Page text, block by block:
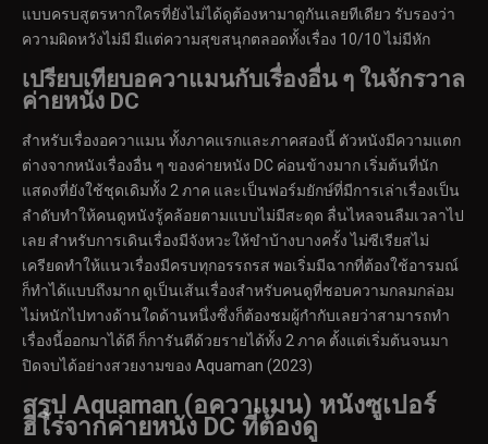
แบบครบสูตรหากใครที่ยังไม่ได้ดูต้องหามาดูกันเลยทีเดียว รับรองว่า
ความผิดหวังไม่มี มีแต่ความสุขสนุกตลอดทั้งเรื่อง 10/10 ไม่มีหัก
เปรียบเทียบอควาแมนกับเรื่องอื่น ๆ ในจักรวาล
ค่ายหนัง DC
สำหรับเรื่องอควาแมน ทั้งภาคแรกและภาคสองนี้ ตัวหนังมีความแตก
ต่างจากหนังเรื่องอื่น ๆ ของค่ายหนัง DC ค่อนข้างมาก เริ่มต้นที่นัก
แสดงที่ยังใช้ชุดเดิมทั้ง 2 ภาค และเป็นฟอร์มยักษ์ที่มีการเล่าเรื่องเป็น
ลำดับทำให้คนดูหนังรู้คล้อยตามแบบไม่มีสะดุด ลื่นไหลจนลืมเวลาไป
เลย สำหรับการเดินเรื่องมีจังหวะให้ขำบ้างบางครั้ง ไม่ซีเรียสไม่
เครียดทำให้แนวเรื่องมีครบทุกอรรถรส พอเริ่มมีฉากที่ต้องใช้อารมณ์
ก็ทำได้แบบถึงมาก ดูเป็นเส้นเรื่องสำหรับคนดูที่ชอบความกลมกล่อม
ไม่หนักไปทางด้านใดด้านหนึ่งซึ่งก็ต้องชมผู้กำกับเลยว่าสามารถทำ
เรื่องนี้ออกมาได้ดี ก็การันตีด้วยรายได้ทั้ง 2 ภาค ตั้งแต่เริ่มต้นจนมา
ปิดจบได้อย่างสวยงามของ Aquaman (2023)
สรุป Aquaman (อควาแมน) หนังซูเปอร์
ฮีโร่จากค่ายหนัง DC ที่ต้องดู